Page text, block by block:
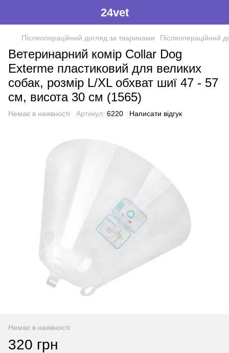
24vet
Післяопераційний догляд за тваринами Післяопераційний
Ветеринарний комір Collar Dog
Exterme пластиковий для великих
собак, розмір L/XL обхват шиї 47 - 57
см, висота 30 см (1565)
Немає в наявності Артикул: 6220 Написати відгук
Немає в наявності
320 грн